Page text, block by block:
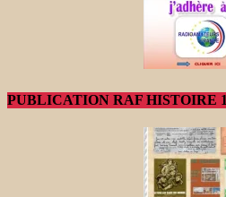
PUBLICATION RAF HISTOIRE